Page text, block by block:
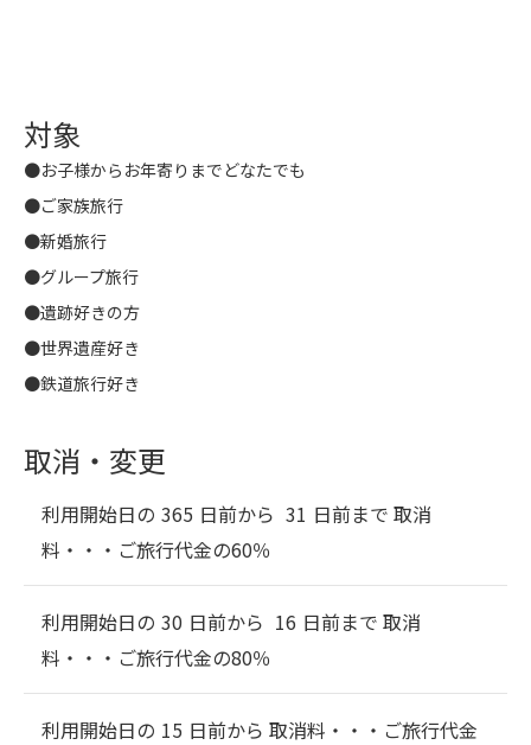
対象
●お子様からお年寄りまでどなたでも
●ご家族旅行
●新婚旅行
●グループ旅行
●遺跡好きの方
●世界遺産好き
●鉄道旅行好き
取消・変更
利用開始日の 365 日前から 31 日前まで 取消
料・・・ ご旅行代金の60％
利用開始日の 30 日前から 16 日前まで 取消
料・・・ ご旅行代金の80％
利用開始日の 15 日前から 取消料・・・ ご旅行代金